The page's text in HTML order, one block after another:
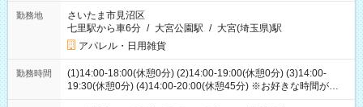
勤務地
さいたま市見沼区
七里駅から車6分 / 大宮公園駅 / 大宮(埼玉県)駅
アパレル・日用雑貨
勤務時間
(1)14:00-18:00(休憩0分) (2)14:00-19:00(休憩0分) (3)14:00-
19:30(休憩0分) (4)14:00-20:00(休憩45分) ※お好きな時間が選べ
ます